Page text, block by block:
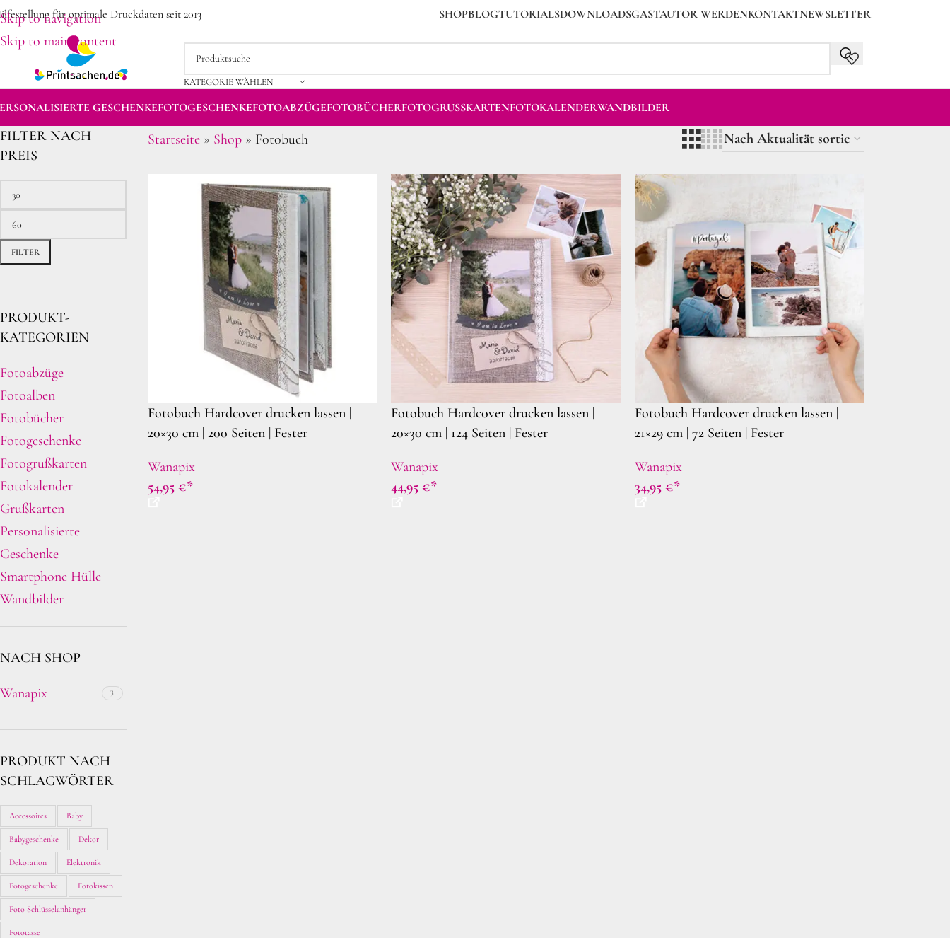
Skip to navigation
Skip to main content
für optimale Druckdaten seit 2013 SHOPBLOGTUTORIALSDOWNLOADSGASTAUTOR WERDENKONTAKTNEWSLETTER
KATEGORIE WÄHLEN
GESCHENKEFOTOGESCHENKEFOTOABZÜGEFOTOBÜCHERFOTOGRUSSKARTEN FOTOKALENDERWANDBILDER
FILTER NACH
PREIS
FILTER
PRODUKT-
KATEGORIEN
Fotoabzüge
Fotoalben
Fotobücher
Fotogeschenke
Fotogrußkarten
Fotokalender
Grußkarten
Personalisierte
Geschenke
Smartphone Hülle
Wandbilder
NACH SHOP
Wanapix 3
PRODUKT NACH
SCHLAGWÖRTER
Accessoires Baby
Babygeschenke Dekor
Dekoration Elektronik
Fotogeschenke Fotokissen
Foto Schlüsselanhänger
Fototasse
Startseite» Shop» Fotobuch
Fotobuch Hardcover drucken lassen |
20×30 cm | 200 Seiten | Fester
Wanapix
54,95 €
Fotobuch Hardcover drucken lassen |
20×30 cm | 124 Seiten | Fester
Wanapix
44,95€
Fotobuch Hardcover drucken lassen |
21×29 cm | 72 Seiten | Fester
Wanapix
34,95 €